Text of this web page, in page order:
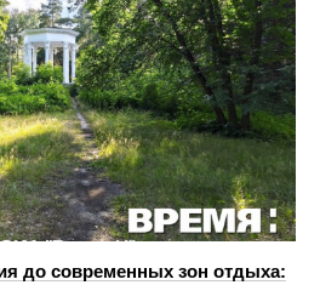
до современных зон отдыха: